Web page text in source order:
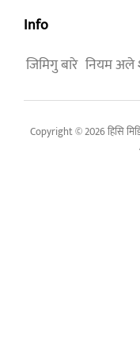
Info
जिमिगु बारे नियम अले
Copyright © 2026 हिसि